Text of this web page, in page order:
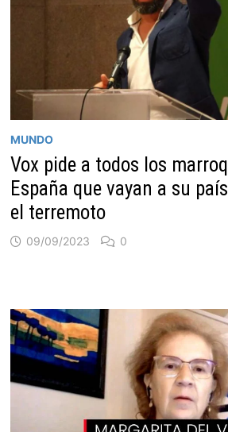
MUNDO
Vox pide a todos los
España que vayan a su
el terremoto
09/09/2023 0